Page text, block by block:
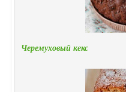
Черемуховый кекс